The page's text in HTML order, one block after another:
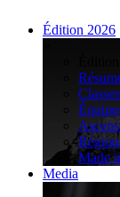
Édition 2026
Made
Media